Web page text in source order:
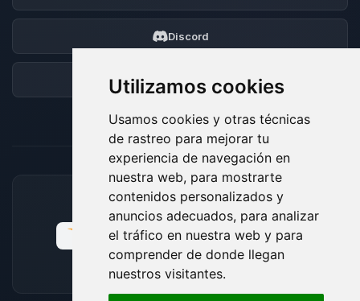
Utilizamos cookies
Usamos cookies y otras técnicas
de rastreo para mejorar tu
experiencia de navegación en
nuestra web, para mostrarte
contenidos personalizados y
anuncios adecuados, para analizar
el tráfico en nuestra web y para
comprender de donde llegan
nuestros visitantes.
Discord
Foro
MÉTODOS DE PAGO ACEPTADOS